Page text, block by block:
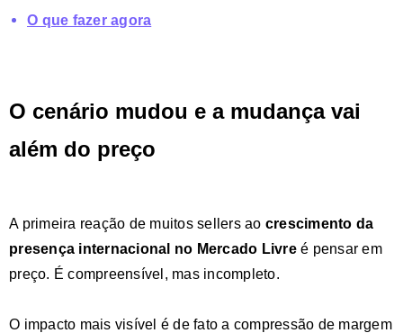
O que fazer agora
O cenário mudou e a mudança vai
além do preço
A primeira reação de muitos sellers ao crescimento da
presença internacional no Mercado Livreé pensar em
preço. É compreensível, mas incompleto.
O impacto mais visível é de fato a compressão de margem